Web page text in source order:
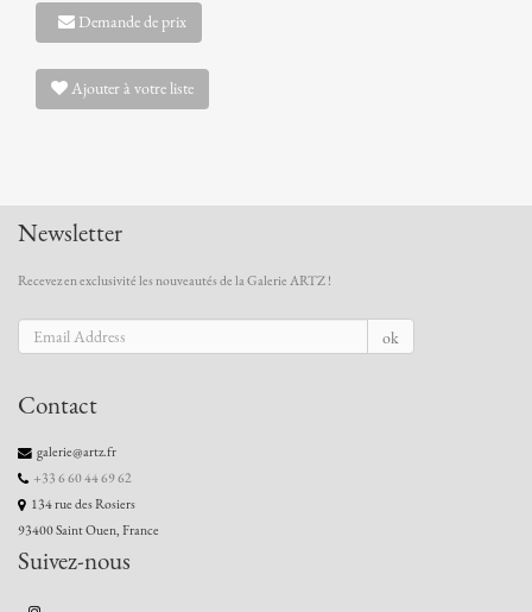
Demande de prix
Ajouter à votre liste
Newsletter
Recevez en exclusivité les nouveautés de la Galerie ARTZ !
ok
Contact
galerie@artz.fr
+33 6 60 44 69 62
134 rue des Rosiers
93400 Saint Ouen, France
Suivez-nous